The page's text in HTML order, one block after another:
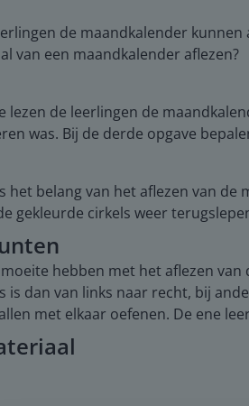
de maandkalender
van een maandkalender aflezen?
lezen de leerlingen de
was. Bij de derde opgave
het belang van het aflezen van
gekleurde cirkels weer
hebben met het aflezen
is dan van links naar recht, bij
met elkaar oefenen. De ene